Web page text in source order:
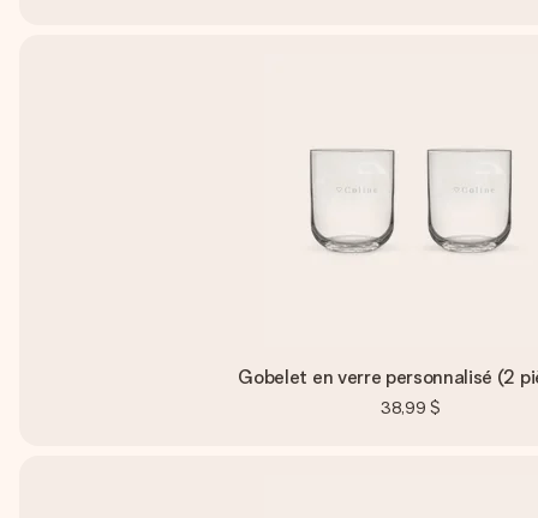
Gobelet en verre personnalisé (2
38,99 $